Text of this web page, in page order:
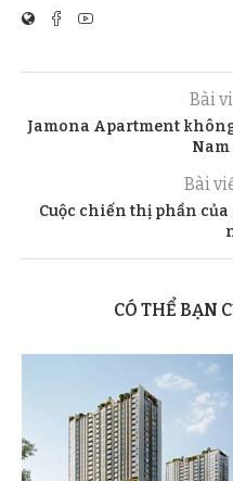
Bài
Jamona Apartment
Nam
Bài
Cuộc chiến thị phần
CÓ THỂ BẠN